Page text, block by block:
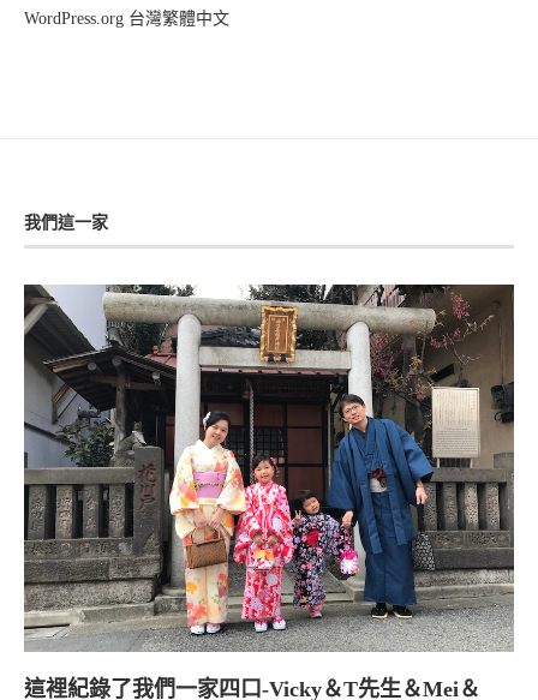
WordPress.org 台灣繁體中文
我們這一家
這裡紀錄了我們一家四口-Vicky＆T先生＆Mei＆